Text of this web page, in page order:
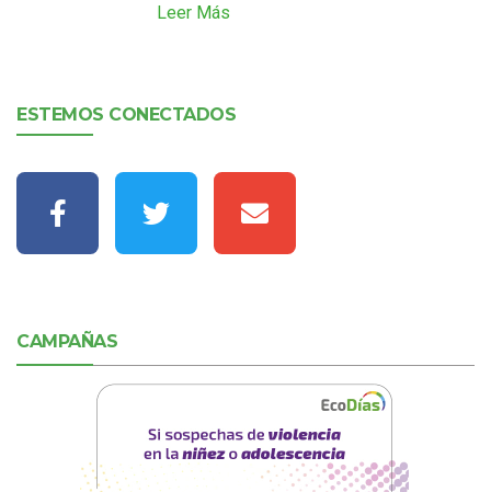
Leer Más
ESTEMOS CONECTADOS
CAMPAÑAS